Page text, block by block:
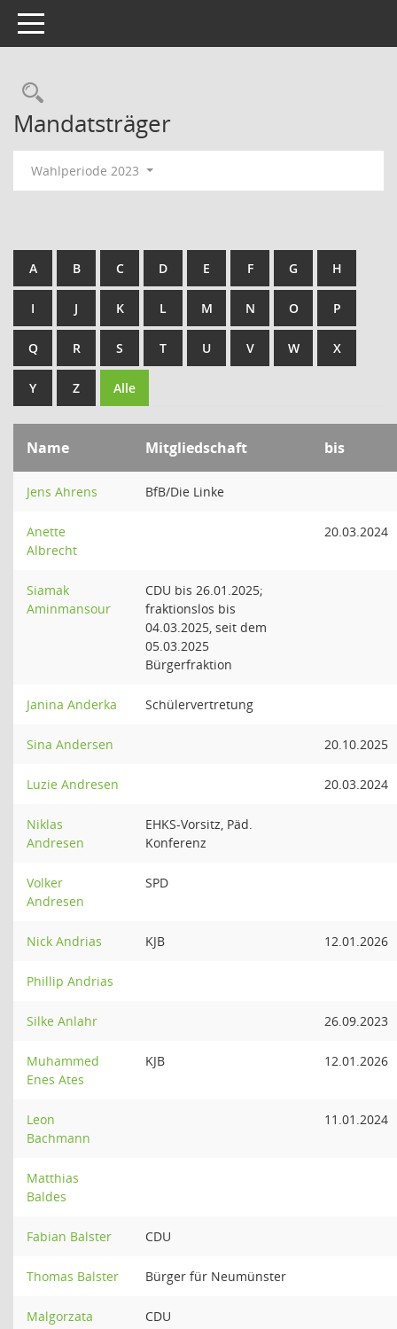
Toggle navigation
Rechercheauswahl
Mandatsträger
Wahlperiode 2023
A B C D E F G H
I J K L M N O P
Q R S T U V W X
Y Z Alle
Name Mitgliedschaft bis
Jens Ahrens BfB/Die Linke
Anette
Albrecht
20.03.2024
Siamak
Aminmansour
CDU bis 26.01.2025;
fraktionslos bis
04.03.2025, seit dem
05.03.2025
Bürgerfraktion
Janina Anderka Schülervertretung
Sina Andersen 20.10.2025
Luzie Andresen 20.03.2024
Niklas
Andresen
EHKS-Vorsitz, Päd.
Konferenz
Volker
Andresen
SPD
Nick Andrias KJB 12.01.2026
Phillip Andrias
Silke Anlahr 26.09.2023
Muhammed
Enes Ates
KJB 12.01.2026
Leon
Bachmann
11.01.2024
Matthias
Baldes
Fabian Balster CDU
Thomas Balster Bürger für Neumünster
Malgorzata
CDU